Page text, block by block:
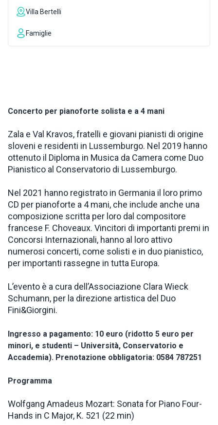
Villa Bertelli
Famiglie
Concerto per pianoforte solista e a 4 mani
Zala e Val Kravos, fratelli e giovani pianisti di origine
sloveni e residenti in Lussemburgo. Nel 2019 hanno
ottenuto il Diploma in Musica da Camera come Duo
Pianistico al Conservatorio di Lussemburgo.
Nel 2021 hanno registrato in Germania il loro primo
CD per pianoforte a 4 mani, che include anche una
composizione scritta per loro dal compositore
francese F. Choveaux. Vincitori di importanti premi in
Concorsi Internazionali, hanno al loro attivo
numerosi concerti, come solisti e in duo pianistico,
per importanti rassegne in tutta Europa.
L’evento è a cura dell’Associazione Clara Wieck
Schumann, per la direzione artistica del Duo
Fini&Giorgini.
Ingresso a pagamento: 10 euro (ridotto 5 euro per
minori, e studenti – Università, Conservatorio e
Accademia). Prenotazione obbligatoria: 0584 787251
Programma
Wolfgang Amadeus Mozart: Sonata for Piano Four-
Hands in C Major, K. 521 (22 min)